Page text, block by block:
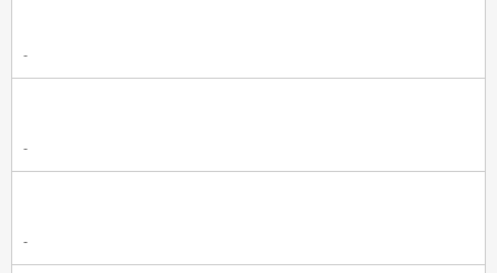
-
-
-